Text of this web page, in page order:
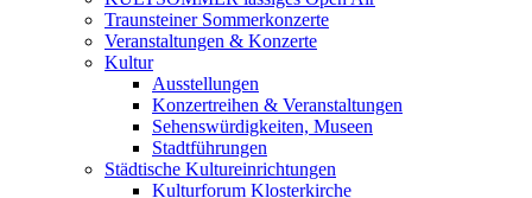
Traunsteiner Sommerkonzerte
Veranstaltungen & Konzerte
Kultur
Ausstellungen
Konzertreihen & Veranstaltungen
Sehenswürdigkeiten, Museen
Stadtführungen
Städtische Kultureinrichtungen
Kulturforum Klosterkirche